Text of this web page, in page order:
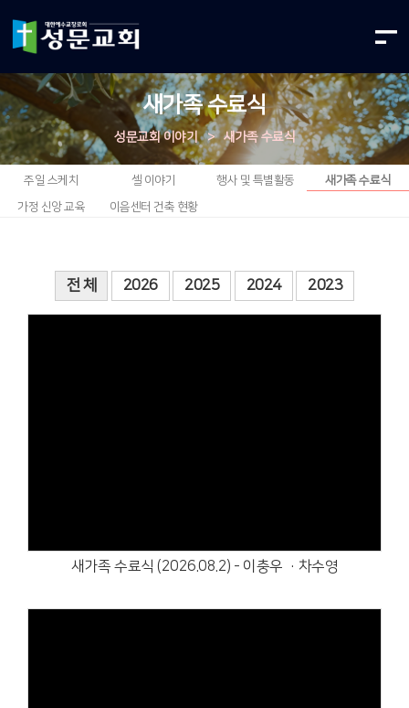
새가족 수료식
성문교회 이야기 > 새가족 수료식
주일 스케치 셀 이야기 행사 및 특별활동 새가족 수료식
가정 신앙 교육 이음센터 건축 현황
전 체 2026 2025 2024 2023
새가족 수료식 (2026.08.2) - 이충우 ·차수영